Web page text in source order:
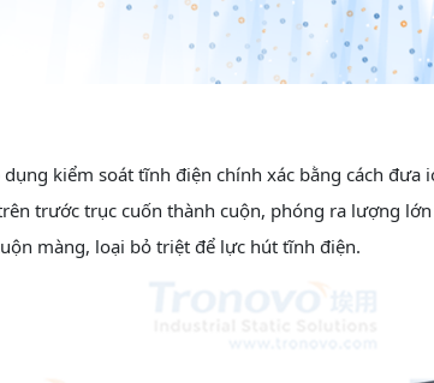
kiểm soát tĩnh điện chính xác bằng cách
trước trục cuốn thành cuộn, phóng ra lượng
màng, loại bỏ triệt để lực hút tĩnh điện.